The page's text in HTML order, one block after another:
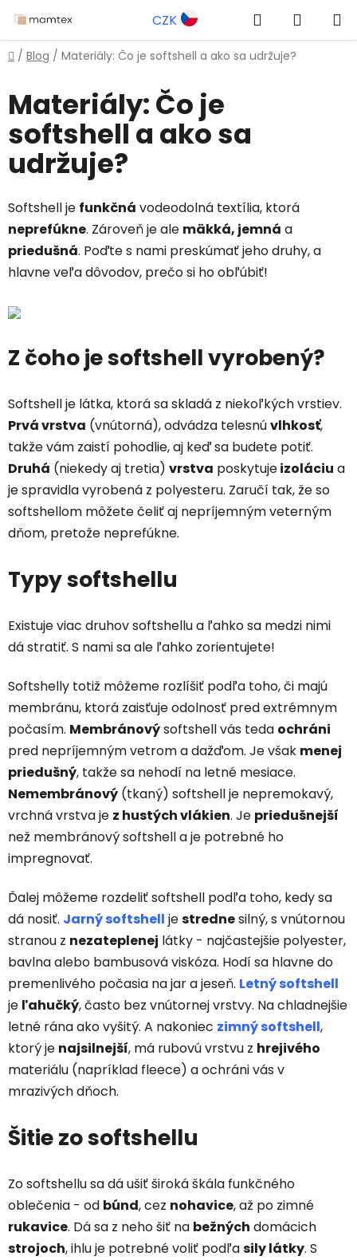
na
obsah
CZK Hľadať
KOŠÍK
Domov
/ Blog / Materiály: Čo je softshell a ako sa udržuje?
Materiály: Čo je
softshell a ako sa
udržuje?
Softshell je funkčná vodeodolná textília, ktorá
neprefúkne. Zároveň je ale mäkká, jemná a
priedušná. Poďte s nami preskúmať jeho druhy, a
hlavne veľa dôvodov, prečo si ho obľúbiť!
Z čoho je softshell vyrobený?
Softshell je látka, ktorá sa skladá z niekoľkých vrstiev.
Prvá vrstva (vnútorná), odvádza telesnúvlhkosť,
takže vám zaistí pohodlie, aj keď sa budete potiť.
Druhá (niekedy aj tretia) vrstva poskytujeizoláciu a
je spravidla vyrobená z polyesteru. Zaručí tak, že so
softshellom môžete čeliť aj nepríjemným veterným
dňom, pretože neprefúkne.
Typy softshellu
Existuje viac druhov softshellu a ľahko sa medzi nimi
dá stratiť. S nami sa ale ľahko zorientujete!
Softshelly totiž môžeme rozlíšiť podľa toho, či majú
membránu, ktorá zaisťuje odolnosť pred extrémnym
počasím. Membránovýsoftshell vás teda ochráni
pred nepríjemným vetrom a dažďom. Je však menej
priedušný, takže sa nehodí na letné mesiace.
Nemembránový (tkaný) softshell je nepremokavý,
vrchná vrstva je z hustých vlákien. Je priedušnejší
než membránový softshell a je potrebné ho
impregnovať.
Ďalej môžeme rozdeliť softshell podľa toho, kedy sa
dá nosiť. Jarný softshell jestrednesilný, s vnútornou
stranou z nezateplenej látky - najčastejšie polyester,
bavlna alebo bambusová viskóza. Hodí sa hlavne do
premenlivého počasia na jar a jeseň. Letný softshell
je ľahučký, často bez vnútornej vrstvy. Na chladnejšie
letné rána ako vyšitý. A nakoniec zimný softshell,
ktorý je najsilnejší, má rubovú vrstvu z hrejivého
materiálu (napríklad fleece) a ochráni vás v
mrazivých dňoch.
Šitie zo softshellu
Zo softshellu sa dá ušiť široká škála funkčného
oblečenia - od búnd, cez nohavice, až po zimné
rukavice. Dá sa z neho šiť na bežných domácich
strojoch, ihlu je potrebné voliť podľasily látky. S